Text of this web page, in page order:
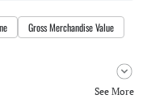
Gross Merchandise Value
See More